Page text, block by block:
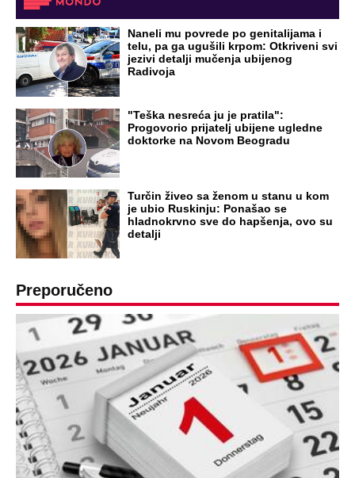
RAJ!
Žene u Srbiji su poludele za njima,
koštaju 100 evra, a neke i 2.000 dinara!